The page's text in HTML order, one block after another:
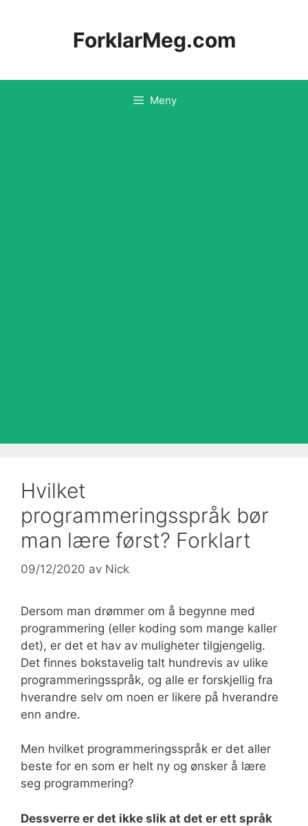
ForklarMeg.com
Meny
Hvilket
programmeringsspråk bør
man lære først? Forklart
09/12/2020 av Nick
Dersom man drømmer om å begynne med
programmering (eller koding som mange kaller
det), er det et hav av muligheter tilgjengelig.
Det finnes bokstavelig talt hundrevis av ulike
programmeringsspråk, og alle er forskjellig fra
hverandre selv om noen er likere på hverandre
enn andre.
Men hvilket programmeringsspråk er det aller
beste for en som er helt ny og ønsker å lære
seg programmering?
Dessverre er det ikke slik at det er ett språk